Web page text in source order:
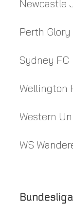
Newcastle
Perth Glory
Sydney FC
Wellington
Western
WS